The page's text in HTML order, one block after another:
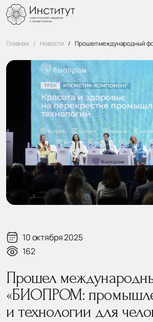
Главная Новости Прошел международный
10 октября 2025
162
Прошел
«БИОПРОМ:
и технологии для